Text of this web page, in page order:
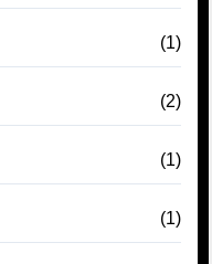
(1)
(2)
(1)
(1)